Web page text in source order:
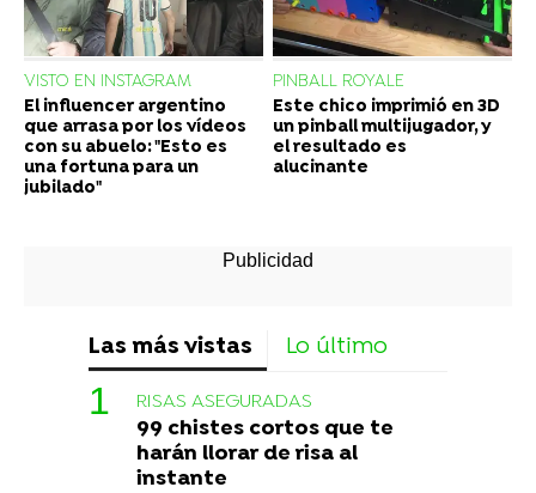
VISTO EN INSTAGRAM
El influencer argentino
que arrasa por los vídeos
con su abuelo: "Esto es
una fortuna para un
jubilado"
PINBALL ROYALE
Este chico imprimió en 3D
un pinball multijugador, y
el resultado es
alucinante
Las más vistas Lo último
RISAS ASEGURADAS
99 chistes cortos que te
harán llorar de risa al
instante